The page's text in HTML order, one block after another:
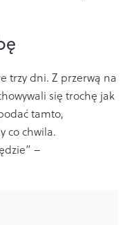
trzy dni. Z przerwą na
się trochę jak
tamto,
co chwila.
–